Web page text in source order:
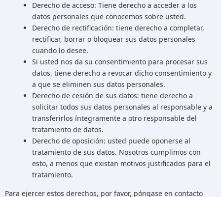
Derecho de acceso: Tiene derecho a acceder a los
datos personales que conocemos sobre usted.
Derecho de rectificación: tiene derecho a completar,
rectificar, borrar o bloquear sus datos personales
cuando lo desee.
Si usted nos da su consentimiento para procesar sus
datos, tiene derecho a revocar dicho consentimiento y
a que se eliminen sus datos personales.
Derecho de cesión de sus datos: tiene derecho a
solicitar todos sus datos personales al responsable y a
transferirlos íntegramente a otro responsable del
tratamiento de datos.
Derecho de oposición: usted puede oponerse al
tratamiento de sus datos. Nosotros cumplimos con
esto, a menos que existan motivos justificados para el
tratamiento.
Para ejercer estos derechos, por favor, póngase en contacto